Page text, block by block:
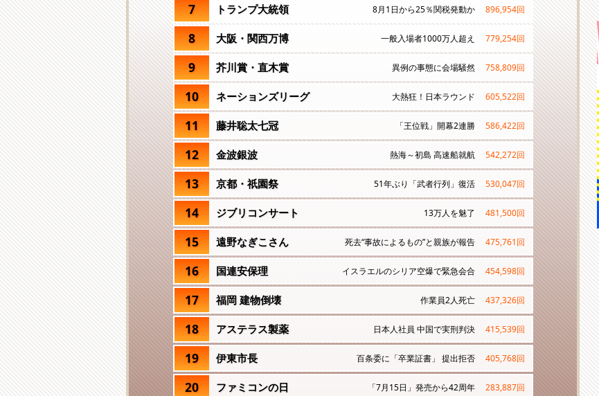
7 トランプ大統領 8月1日から25％関税発動か 896,954回
8 大阪・関西万博 一般入場者1000万人超え 779,254回
9 芥川賞・直木賞 異例の事態に会場騒然 758,809回
10 ネーションズリーグ 大熱狂！日本ラウンド 605,522回
11 藤井聡太七冠 「王位戦」開幕2連勝 586,422回
12 金波銀波 熱海～初島 高速船就航 542,272回
13 京都・祇園祭 51年ぶり「武者行列」復活 530,047回
14 ジブリコンサート 13万人を魅了 481,500回
15 遠野なぎこさん 死去“事故によるもの”と親族が報告 475,761回
16 国連安保理 イスラエルのシリア空爆で緊急会合 454,598回
17 福岡 建物倒壊 作業員2人死亡 437,326回
18 アステラス製薬 日本人社員 中国で実刑判決 415,539回
19 伊東市長 百条委に「卒業証書」 提出拒否 405,768回
20 ファミコンの日 「7月15日」発売から42周年 283,887回